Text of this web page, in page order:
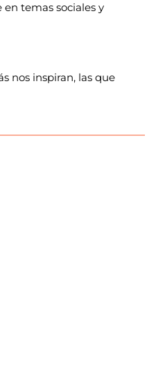
temas sociales y
nos inspiran, las que